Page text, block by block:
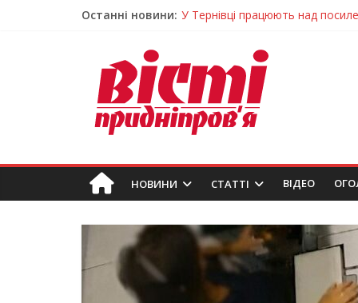
Останні новини: У Тернівці працюють над
У Самарі провели незвичайний
Світлові рішення майстрів із
Засинання після півночі може
НОВИНИ СТАТТІ ВIДЕО